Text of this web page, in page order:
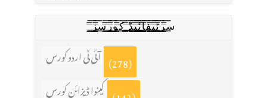
س̳̿͟͞ر̳̿͟͞ٹ̳̿͟͞ی̳̿͟͞ف̳̿͟͞ا̳̿͟͞ي̳̳̿ٔ̿͟͟͞͞ی̳̿͟͞ڈ̳̿͟͞ ̳̿͟͞ک̳̿͟͞و̳̿͟͞ر̳̿͟͞س̳̿͟͞ز̳̿͟͞
آئی ٹی اردو کورس (278)
کینوا ڈیزائن کورس